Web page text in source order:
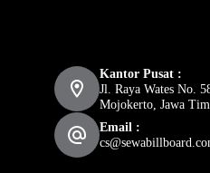
Kantor Pusat :
Jl. Raya Wates No.
Mojokerto, Jawa
Email :